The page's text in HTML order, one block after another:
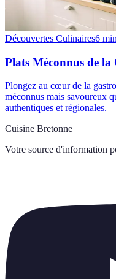
Découvertes Culinaires6 min
Plats Méconnus de
Plongez au cœur de la
méconnus mais savoureux
authentiques et régionales.
Cuisine Bretonne
Votre source d'information